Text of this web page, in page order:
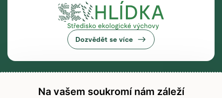
Dozvědět se více
Na vašem soukromí nám záleží